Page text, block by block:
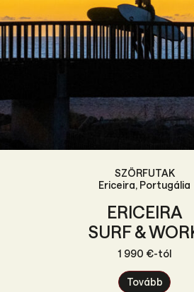
SZÖRFUTAK
Ericeira, Portugália
ERICEIRA
SURF &
1 990 €-tól
Tovább